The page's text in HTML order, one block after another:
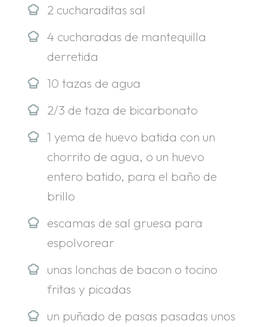
2 cucharaditas sal
4 cucharadas de mantequilla
derretida
10 tazas de agua
2/3 de taza de bicarbonato
1 yema de huevo batida con un
chorrito de agua, o un huevo
entero batido, para el baño de
brillo
escamas de sal gruesa para
espolvorear
unas lonchas de bacon o tocino
fritas y picadas
un puñado de pasas pasadas unos